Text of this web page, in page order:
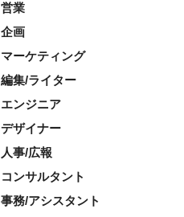
営業
企画
マーケティング
編集/ライター
エンジニア
デザイナー
人事/広報
コンサルタント
事務/アシスタント